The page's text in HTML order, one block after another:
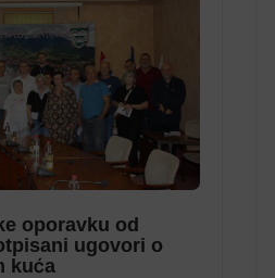
oporavku od
ugovori o
kuća